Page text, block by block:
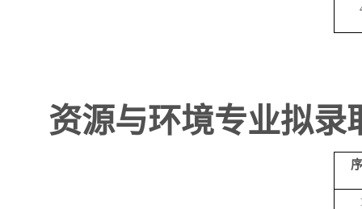
资源与环境专业拟录